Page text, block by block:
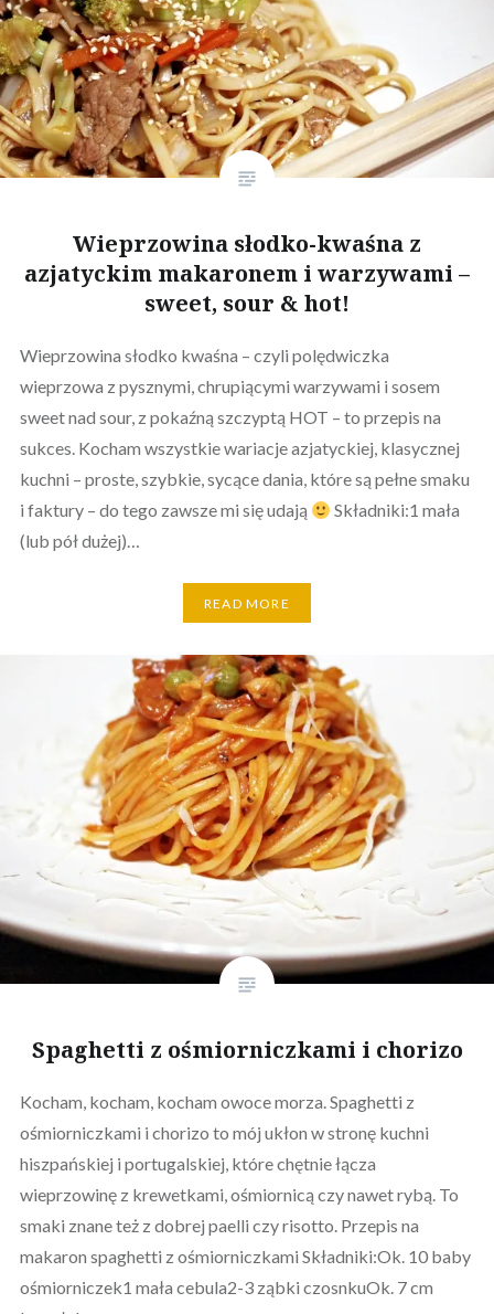
Wieprzowina słodko-kwaśna z
azjatyckim makaronem i warzywami –
sweet, sour & hot!
Wieprzowina słodko kwaśna – czyli polędwiczka
wieprzowa z pysznymi, chrupiącymi warzywami i sosem
sweet nad sour, z pokaźną szczyptą HOT – to przepis na
sukces. Kocham wszystkie wariacje azjatyckiej, klasycznej
kuchni – proste, szybkie, sycące dania, które są pełne smaku
i faktury – do tego zawsze mi się udają
Składniki:1 mała
(lub pół dużej)…
READ MORE
Spaghetti z ośmiorniczkami i chorizo
Kocham, kocham, kocham owoce morza. Spaghetti z
ośmiorniczkami i chorizo to mój ukłon w stronę kuchni
hiszpańskiej i portugalskiej, które chętnie łącza
wieprzowinę z krewetkami, ośmiornicą czy nawet rybą. To
smaki znane też z dobrej paelli czy risotto. Przepis na
makaron spaghetti z ośmiorniczkami Składniki:Ok. 10 baby
ośmiorniczek1 mała cebula2-3 ząbki czosnkuOk. 7 cm